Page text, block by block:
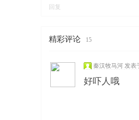
回复
精彩评论 15
秦汉牧马河 发表
好吓人哦